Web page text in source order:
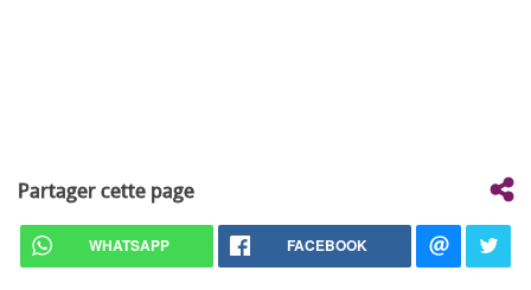
Partager cette page
WHATSAPP FACEBOOK